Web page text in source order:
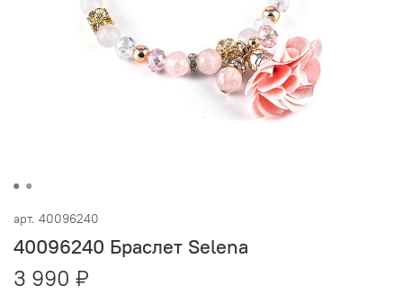
арт. 40096240
40096240 Браслет Selena
3 990 ₽